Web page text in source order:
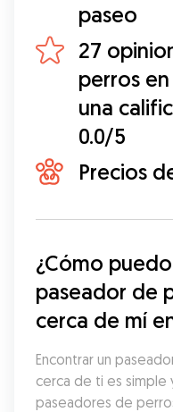
paseo
27
perros
una
0.0/5
Precios
¿Cómo
paseador de
cerca de mí
Encontrar un
cerca de ti es
paseadores de